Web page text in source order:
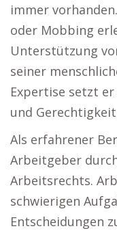
immer
oder Mobbing
Unterstützung
seiner
Expertise setzt
und
Als erfahrener
Arbeitgeber
Arbeitsrechts.
schwierigen
Entscheidungen